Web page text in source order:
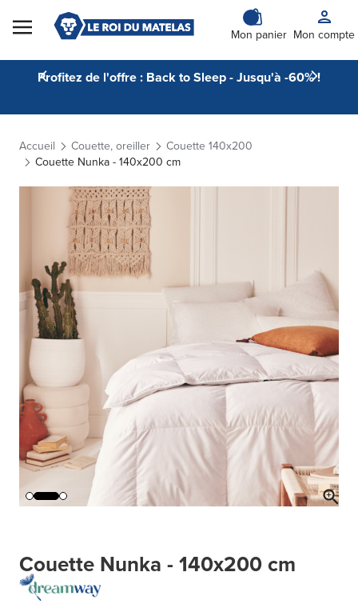
Skip to Content
Mon panier Mon compte
Profitez de l'offre : Back to Sleep - Jusqu'à -60% !
Accueil Couette, oreiller
Couette 140x200
Couette Nunka - 140x200 cm
Couette Nunka - 140x200 cm